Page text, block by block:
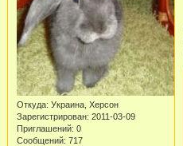
Откуда: Украина, Херсон
Зарегистрирован: 2011-03-09
Приглашений: 0
Сообщений: 717